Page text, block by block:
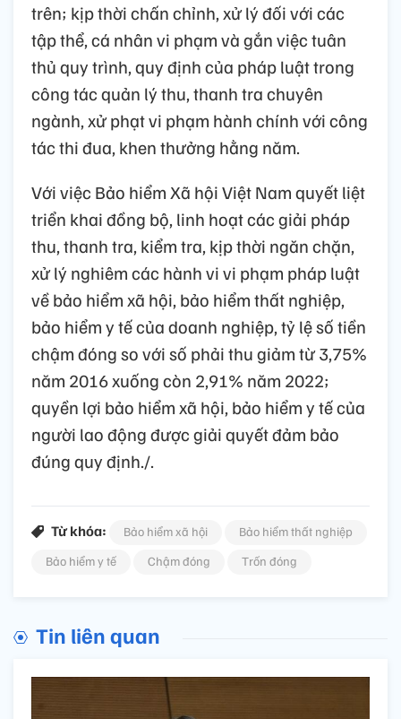
trên; kịp thời chấn chỉnh, xử lý đối với các
tập thể, cá nhân vi phạm và gắn việc tuân
thủ quy trình, quy định của pháp luật trong
công tác quản lý thu, thanh tra chuyên
ngành, xử phạt vi phạm hành chính với công
tác thi đua, khen thưởng hằng năm.
Với việc Bảo hiểm Xã hội Việt Nam quyết liệt
triển khai đồng bộ, linh hoạt các giải pháp
thu, thanh tra, kiểm tra, kịp thời ngăn chặn,
xử lý nghiêm các hành vi vi phạm pháp luật
về bảo hiểm xã hội, bảo hiểm thất nghiệp,
bảo hiểm y tế của doanh nghiệp, tỷ lệ số tiền
chậm đóng so với số phải thu giảm từ 3,75%
năm 2016 xuống còn 2,91% năm 2022;
quyền lợi bảo hiểm xã hội, bảo hiểm y tế của
người lao động được giải quyết đảm bảo
đúng quy định./.
Từ khóa: Bảo hiểm xã hội
Bảo hiểm thất nghiệp
Bảo hiểm y tế
Chậm đóng Trốn đóng
Tin liên quan